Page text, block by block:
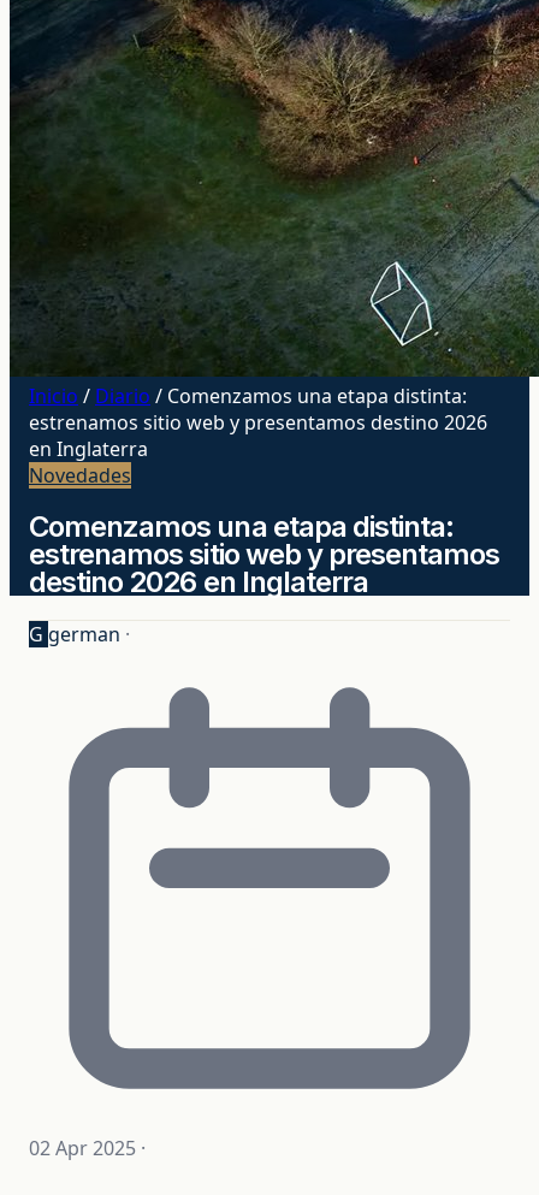
Contacto
+598 2623-0556 info@globalstudies.com.uy
Inicio / Diario / Comenzamos una etapa distinta:
estrenamos sitio web y presentamos destino 2026
en Inglaterra
Novedades
Comenzamos una etapa distinta:
estrenamos sitio web y presentamos
destino 2026 en Inglaterra
G german ·
02 Apr 2025 ·